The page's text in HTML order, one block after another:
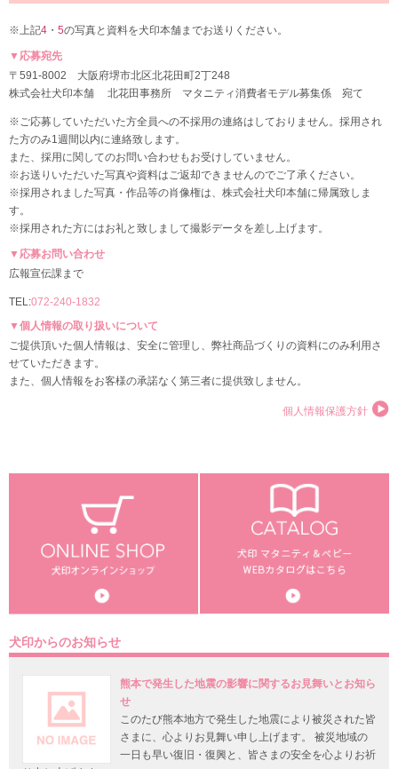
※上記4 ・ 5の写真と資料を犬印本舗までお送りください。
▼応募宛先
〒591-8002 大阪府堺市北区北花田町2丁248
株式会社犬印本舗 北花田事務所 マタニティ消費者モデル募集係 宛て
※ご応募していただいた方全員への不採用の連絡はしておりません。採用され
た方のみ1週間以内に連絡致します。
また、採用に関してのお問い合わせもお受けしていません。
※お送りいただいた写真や資料はご返却できませんのでご了承ください。
※採用されました写真・作品等の肖像権は、株式会社犬印本舗に帰属致しま
す。
※採用された方にはお礼と致しまして撮影データを差し上げます。
▼応募お問い合わせ
広報宣伝課まで
TEL:072-240-1832
▼個人情報の取り扱いについて
ご提供頂いた個人情報は、安全に管理し、弊社商品づくりの資料にのみ利用さ
せていただきます。
また、個人情報をお客様の承諾なく第三者に提供致しません。
個人情報保護方針
犬印からのお知らせ
熊本で発生した地震の影響に関するお見舞いとお知ら
せ
このたび熊本地方で発生した地震により被災された皆
さまに、心よりお見舞い申し上げます。 被災地域の
一日も早い復旧・復興と、皆さまの安全を心よりお祈